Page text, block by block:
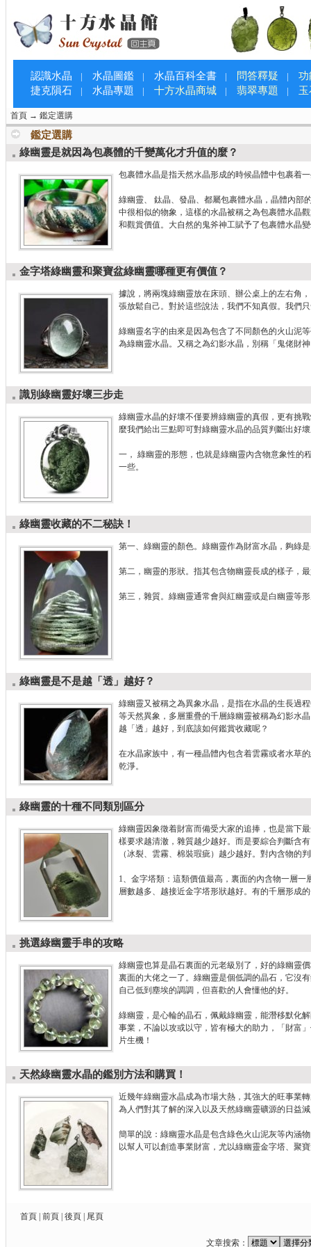
認識水晶 | 水晶圖鑑 | 水晶百科全書 | 問答釋疑 |
功
捷克隕石
| 水晶專題 | 十方水晶商城 | 翡翠專題 |
首頁 → 鑑定選購
鑑定選購
綠幽靈是就因為包裹體的千變萬化才升值的麼？
包裹體水晶是指天然水晶形成的時候晶體中包裹着
綠幽靈、 鈦晶、發晶、都屬包裹體水晶，晶體內部
中很相似的物象，這樣的水晶被稱之為包裹體水晶
和觀賞價值。大自然的鬼斧神工賦予了包裹體水晶
金字塔綠幽靈和聚寶盆綠幽靈哪種更有價值？
據說，將兩塊綠幽靈放在床頭、辦公桌上的左右角
張放鬆自己。對於這些說法，我們不知真假。我們
綠幽靈名字的由來是因為包含了不同顏色的火山泥
為綠幽靈水晶。又稱之為幻影水晶，別稱「鬼佬財
識別綠幽靈好壞三步走
綠幽靈水晶的好壞不僅要辨綠幽靈的真假，更有挑
麼我們給出三點即可對綠幽靈水晶的品質判斷出好
一， 綠幽靈的形態，也就是綠幽靈內含物意象性的
一些。
綠幽靈收藏的不二秘訣！
第一、綠幽靈的顏色。綠幽靈作為財富水晶，夠綠
第二，幽靈的形狀。指其包含物幽靈長成的樣子，
第三，雜質。綠幽靈通常會與紅幽靈或是白幽靈等
綠幽靈是不是越「透」越好？
綠幽靈又被稱之為異象水晶，是指在水晶的生長過
等天然異象，多層重疊的千層綠幽靈被稱為幻影水
越「透」越好，到底該如何鑑賞收藏呢？
在水晶家族中，有一種晶體內包含着雲霧或者水草
乾淨。
綠幽靈的十種不同類別區分
綠幽靈因象徵着財富而備受大家的追捧，也是當下
樣要求越清澈，雜質越少越好。而是要綜合判斷含
（冰裂、雲霧、棉裝瑕疵）越少越好。對內含物的
1、金字塔類：這類價值最高，裏面的內含物一層
層數越多、越接近金字塔形狀越好。有的千層形成
挑選綠幽靈手串的攻略
綠幽靈也算是晶石裏面的元老級別了，好的綠幽靈
裏面的大佬之一了。綠幽靈是個低調的晶石，它沒
自己低到塵埃的調調，但喜歡的人會懂他的好。
綠幽靈，是心輪的晶石，佩戴綠幽靈，能潛移默化
事業，不論以攻或以守，皆有極大的助力，「財富
片生機！
天然綠幽靈水晶的鑑別方法和購買！
近幾年綠幽靈水晶成為市場大熱，其強大的旺事業
為人們對其了解的深入以及天然綠幽靈礦源的日益
簡單的說：綠幽靈水晶是包含綠色火山泥灰等內涵
以幫人可以創造事業財富，尤以綠幽靈金字塔、聚
首頁 前頁 後頁 尾頁
文章搜索：